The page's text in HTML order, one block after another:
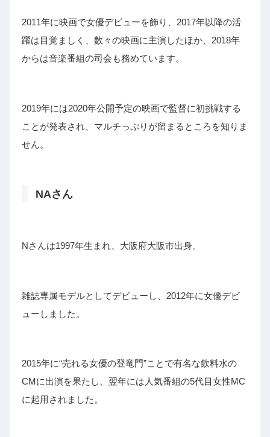
2011年に映画で女優デビューを飾り、2017年以降の活
躍は目覚ましく、数々の映画に主演したほか、2018年
からは音楽番組の司会も務めています。
2019年には2020年公開予定の映画で監督に初挑戦する
ことが発表され、マルチっぷりが留まるところを知りま
せん。
NAさん
Nさんは1997年生まれ、大阪府大阪市出身。
雑誌専属モデルとしてデビューし、2012年に女優デビ
ューしました。
2015年に“売れる女優の登竜門”ことで有名な飲料水の
CMに出演を果たし、翌年には人気番組の5代目女性MC
に起用されました。